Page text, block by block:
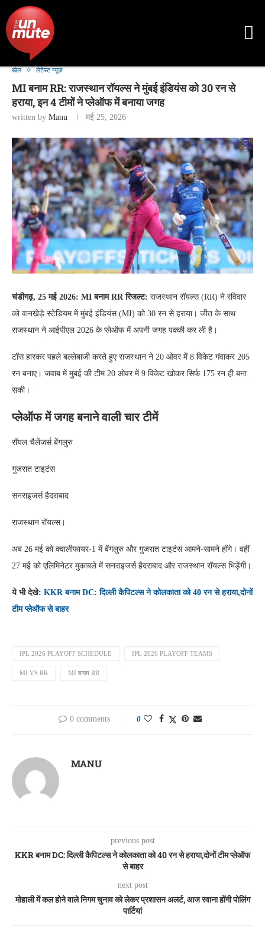
खेल लेटेस्ट न्यूज़
MI बनाम RR: राजस्थान रॉयल्स ने मुंबई इंडियंस को 30 रन से
हराया, इन 4 टीमों ने प्लेऑफ में बनाया जगह
written by Manu मई 25, 2026
चंडीगढ़, 25 मई 2026: MI बनाम RR रिजल्ट: राजस्थान रॉयल्स (RR) ने रविवार
को वानखेड़े स्टेडियम में मुंबई इंडियंस (MI) को 30 रन से हराया। जीत के साथ
राजस्थान ने आईपीएल 2026 के प्लेऑफ में अपनी जगह पक्की कर ली है।
टॉस हारकर पहले बल्लेबाजी करते हुए राजस्थान ने 20 ओवर में 8 विकेट गंवाकर 205
रन बनाए। जवाब में मुंबई की टीम 20 ओवर में 9 विकेट खोकर सिर्फ 175 रन ही बना
सकी।
प्लेऑफ में जगह बनाने वाली चार टीमें
रॉयल चैलेंजर्स बेंगलुरु
गुजरात टाइटंस
सनराइजर्स हैदराबाद
राजस्थान रॉयल्स।
अब 26 मई को क्वालीफायर-1 में बेंगलुरु और गुजरात टाइटंस आमने-सामने होंगे। वहीं
27 मई को एलिमिनेटर मुकाबले में सनराइजर्स हैदराबाद और राजस्थान रॉयल्स भिड़ेंगी।
ये भी देखे: KKR बनाम DC: दिल्ली कैपिटल्स ने कोलकाता को 40 रन से हराया,दोनों
टीम प्लेऑफ से बाहर
IPL 2026 PLAYOFF SCHEDULE IPL 2026 PLAYOFF TEAMS
MI VS RR MI बनाम RR
0 comments 0
MANU
previous post
KKR बनाम DC: दिल्ली कैपिटल्स ने कोलकाता को 40 रन से हराया,दोनों टीम प्लेऑफ
से बाहर
next post
मोहाली में कल होने वाले निगम चुनाव को लेकर प्रशासन अलर्ट, आज रवाना होंगी पोलिंग
पार्टियां